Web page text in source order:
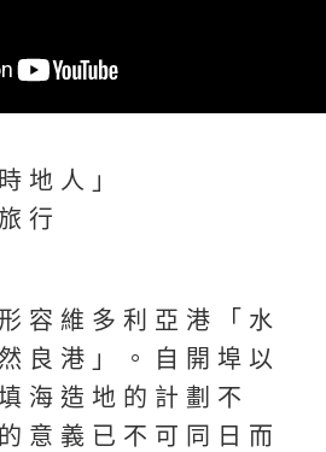
地人」
行
容維多利亞港「水
良港」。自開埠以
海造地的計劃不
意義已不可同日而